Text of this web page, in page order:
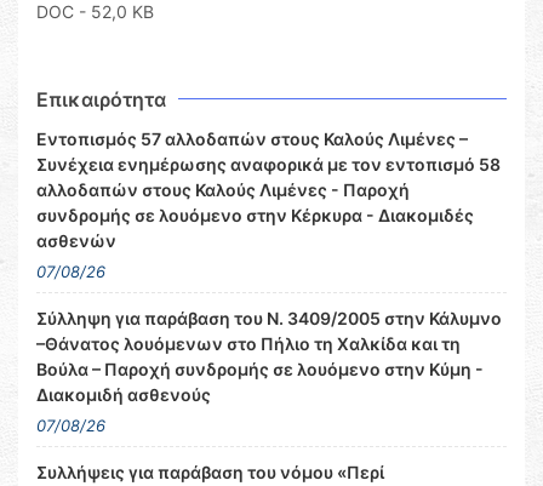
DOC - 52,0 KB
Επικαιρότητα
Εντοπισμός 57 αλλοδαπών στους Καλούς Λιμένες –
Συνέχεια ενημέρωσης αναφορικά με τον εντοπισμό 58
αλλοδαπών στους Καλούς Λιμένες - Παροχή
συνδρομής σε λουόμενο στην Κέρκυρα - Διακομιδές
ασθενών
07/08/26
Σύλληψη για παράβαση του Ν. 3409/2005 στην Κάλυμνο
–Θάνατος λουόμενων στο Πήλιο τη Χαλκίδα και τη
Βούλα – Παροχή συνδρομής σε λουόμενο στην Κύμη -
Διακομιδή ασθενούς
07/08/26
Συλλήψεις για παράβαση του νόμου «Περί